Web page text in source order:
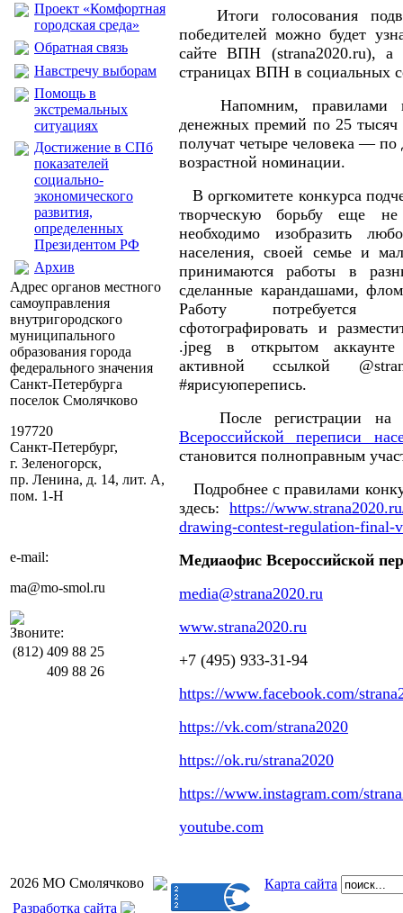
Проект «Комфортная
городская среда»
Обратная связь
Навстречу выборам
Помощь в
экстремальных
ситуациях
Достижение в СПб
показателей
социально-
экономического
развития,
определенных
Президентом РФ
Архив
Адрес органов местного
самоуправления
внутригородского
муниципального
образования города
федерального значения
Санкт-Петербурга
поселок Смолячково
197720
Санкт-Петербург,
г. Зеленогорск,
пр. Ленина, д. 14, лит. А,
пом. 1-Н
e-mail:
ma@mo-smol.ru
Звоните:
(812) 409 88 25
409 88 26
Итоги голосования
победителей можно будет
сайте ВПН (strana2020.ru), а
страницах ВПН в социальных
Напомним, правилами
денежных премий по 25 тысяч
получат четыре человека — по
возрастной номинации.
В оргкомитете конкурса
творческую борьбу еще
необходимо изобразить
населения, своей семье и
принимаются работы в
сделанные карандашами,
Работу потребуется
сфотографировать и
.jpeg в открытом аккаунте
активной ссылкой
#ярисуюперепись.
После регистрации
Всероссийской переписи
становится полноправным
Подробнее с правилами
здесь: https://
drawing-contest-regulation-final-
Медиаофис Всероссийской
media@strana2020.ru
www.strana2020.ru
+7 (495) 933-31-94
https://www.facebook.com/
https://vk.com/strana2020
https://ok.ru/strana2020
https://www.instagram.com/
youtube.com
2026 МО Смолячково
Карта сайта
Разработка сайта